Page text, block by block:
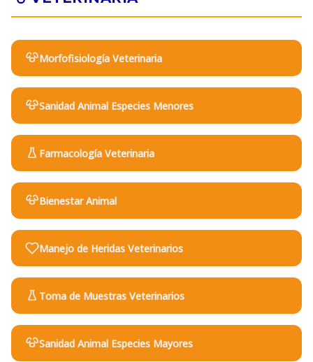
Morfofisiología Veterinaria
Sanidad Animal Especies Menores
Farmacología Veterinaria
Bienestar Animal
Manejo de Heridas Veterinarios
Toma de Muestras Veterinarios
Sanidad Animal Especies Mayores